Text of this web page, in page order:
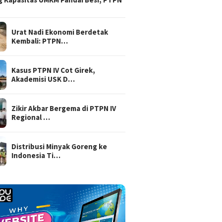
Urat Nadi Ekonomi Berdetak
Kembali: PTPN…
Kasus PTPN IV Cot Girek,
Akademisi USK D…
Zikir Akbar Bergema di PTPN IV
Regional …
Distribusi Minyak Goreng ke
Indonesia Ti…